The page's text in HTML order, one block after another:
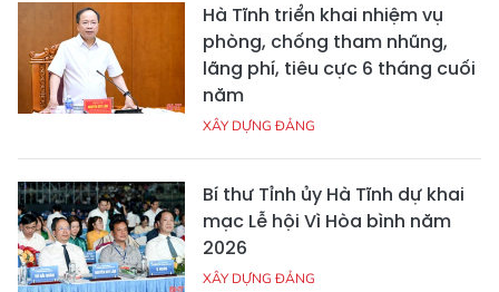
Hà Tĩnh triển khai nhiệm vụ
phòng, chống tham nhũng,
lãng phí, tiêu cực 6 tháng cuối
năm
XÂY DỰNG ĐẢNG
Bí thư Tỉnh ủy Hà Tĩnh dự khai
mạc Lễ hội Vì Hòa bình năm
2026
XÂY DỰNG ĐẢNG